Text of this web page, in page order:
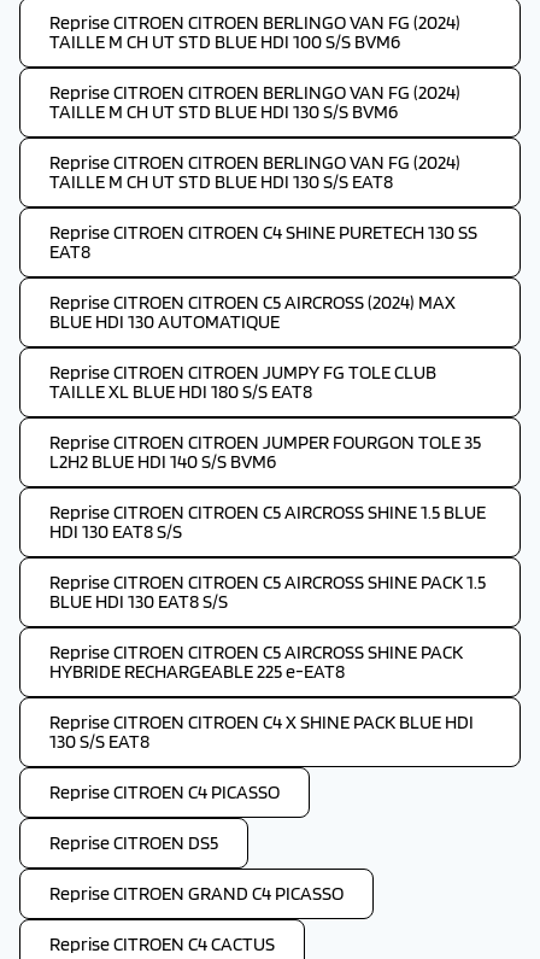
Reprise CITROEN CITROEN BERLINGO VAN FG (2024)
TAILLE M CH UT STD BLUE HDI 100 S/S BVM6
Reprise CITROEN CITROEN BERLINGO VAN FG (2024)
TAILLE M CH UT STD BLUE HDI 130 S/S BVM6
Reprise CITROEN CITROEN BERLINGO VAN FG (2024)
TAILLE M CH UT STD BLUE HDI 130 S/S EAT8
Reprise CITROEN CITROEN C4 SHINE PURETECH 130 SS
EAT8
Reprise CITROEN CITROEN C5 AIRCROSS (2024) MAX
BLUE HDI 130 AUTOMATIQUE
Reprise CITROEN CITROEN JUMPY FG TOLE CLUB
TAILLE XL BLUE HDI 180 S/S EAT8
Reprise CITROEN CITROEN JUMPER FOURGON TOLE 35
L2H2 BLUE HDI 140 S/S BVM6
Reprise CITROEN CITROEN C5 AIRCROSS SHINE 1.5 BLUE
HDI 130 EAT8 S/S
Reprise CITROEN CITROEN C5 AIRCROSS SHINE PACK 1.5
BLUE HDI 130 EAT8 S/S
Reprise CITROEN CITROEN C5 AIRCROSS SHINE PACK
HYBRIDE RECHARGEABLE 225 e-EAT8
Reprise CITROEN CITROEN C4 X SHINE PACK BLUE HDI
130 S/S EAT8
Reprise CITROEN C4 PICASSO
Reprise CITROEN DS5
Reprise CITROEN GRAND C4 PICASSO
Reprise CITROEN C4 CACTUS